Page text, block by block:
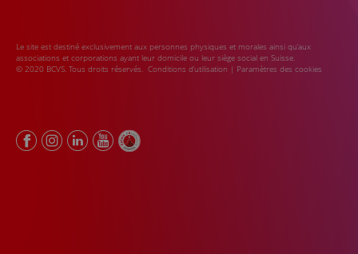
Le site est destiné exclusivement aux personnes physiques et morales ainsi qu’aux
associations et corporations ayant leur domicile ou leur siège social en Suisse.
© 2020 BCVS. Tous droits réservés. Conditions d’utilisation | Paramètres des cookies